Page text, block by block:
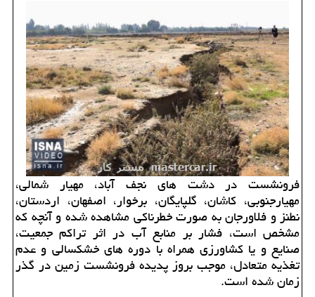
فرونشست در دشت های نجف آباد، مهیار شمالی،
مهیارجنوبی، كاشان، گلپایگان، برخوار، اصفهان، اردستان،
نطنز و فلاورجان به صورت خطرناكی مشاهده شده و آنچه كه
مشخص است، فشار بر منابع آب در اثر تراكم جمعیت،
صنایع و یا كشاورزی همراه با دوره های خشكسالی و عدم
تغذیه متعادل، موجب بروز پدیده فرونشست زمین در گذر
زمان شده است.